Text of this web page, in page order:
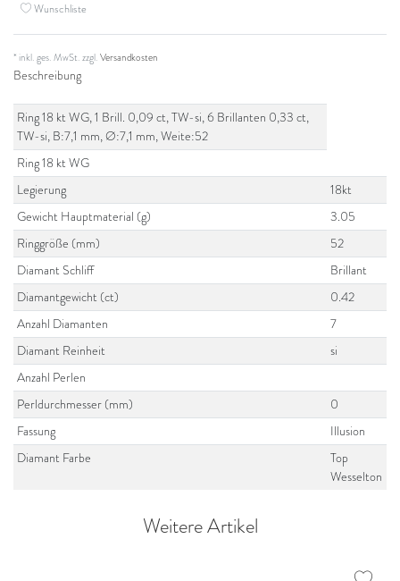
Wunschliste
* inkl. ges. MwSt. zzgl.Versandkosten
Beschreibung
Ring 18 kt WG, 1 Brill. 0,09 ct, TW-si, 6 Brillanten 0,33 ct,
TW-si, B:7,1 mm, Ø:7,1 mm, Weite:52
Ring 18 kt WG
Legierung
18kt
Gewicht Hauptmaterial (g)
3.05
Ringgröße (mm)
52
Diamant Schliff
Brillant
Diamantgewicht (ct)
0.42
Anzahl Diamanten
7
Diamant Reinheit
si
Anzahl Perlen
Perldurchmesser (mm)
0
Fassung
Illusion
Diamant Farbe
Top
Wesselton
Weitere Artikel